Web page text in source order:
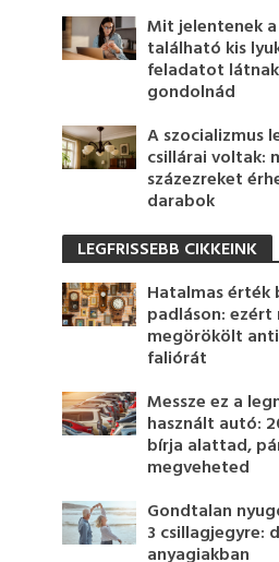
Mit jelentenek
található kis
feladatot
gondolnád
A szocializmus
csillárai voltak:
százezreket
darabok
LEGFRISSEBB CIKKEINK
Hatalmas érték
padláson: ezért
megörökölt
faliórát
Messze ez a
használt autó:
bírja alattad,
megveheted
Gondtalan
3 csillagjegyre:
anyagiakban